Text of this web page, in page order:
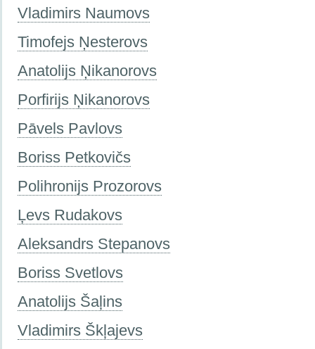
Vladimirs Naumovs
Timofejs Ņesterovs
Anatolijs Ņikanorovs
Porfirijs Ņikanorovs
Pāvels Pavlovs
Boriss Petkovičs
Polihronijs Prozorovs
Ļevs Rudakovs
Aleksandrs Stepanovs
Boriss Svetlovs
Anatolijs Šaļins
Vladimirs Škļajevs